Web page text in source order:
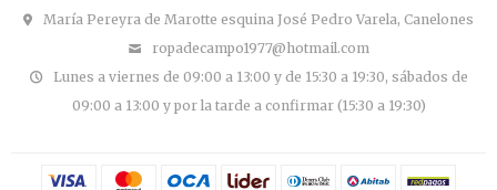
María Pereyra de Marotte esquina José Pedro Varela, Canelones
ropadecampo1977@hotmail.com
Lunes a viernes de 09:00 a 13:00 y de 15:30 a 19:30, sábados de
09:00 a 13:00 y por la tarde a confirmar (15:30 a 19:30)